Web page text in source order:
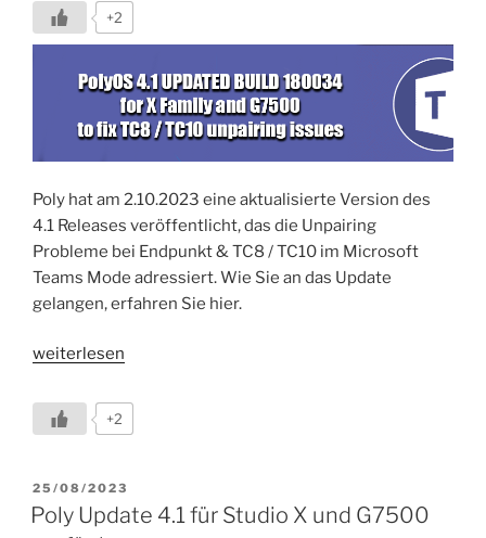
+2
Poly hat am 2.10.2023 eine aktualisierte Version des
4.1 Releases veröffentlicht, das die Unpairing
Probleme bei Endpunkt & TC8 / TC10 im Microsoft
Teams Mode adressiert. Wie Sie an das Update
gelangen, erfahren Sie hier.
„PolyOS
UPDATED
BUILD
für
Studio
weiterlesen
+2
VERÖFFENTLICHT
AM
25/08/2023
Poly Update 4.1 für Studio X und G7500